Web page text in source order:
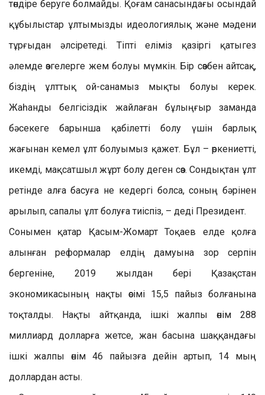
төндіре беруге болмайды. Қоғам санасындағы осындай
құбылыстар ұлтымызды идеологиялық және мәдени
тұрғыдан әлсіретеді. Тіпті еліміз қазіргі қатыгез
әлемде өзгелерге жем болуы мүмкін. Бір сөзбен айтсақ,
біздің ұлттық ой-санамыз мықты болуы керек.
Жаһанды белгісіздік жайлаған бұлыңғыр заманда
бәсекеге барынша қабілетті болу үшін барлық
жағынан кемел ұлт болуымыз қажет. Бұл – өркениетті,
икемді, мақсатшыл жұрт болу деген сөз. Сондықтан ұлт
ретінде алға басуға не кедергі болса, соның бәрінен
арылып, сапалы ұлт болуға тиіспіз, – деді Президент.
Сонымен қатар Қасым-Жомарт Тоқаев елде қолға
алынған реформалар елдің дамуына зор серпін
бергеніне, 2019 жылдан бері Қазақстан
экономикасының нақты өсімі 15,5 пайыз болғанына
тоқталды. Нақты айтқанда, ішкі жалпы өнім 288
миллиард долларға жетсе, жан басына шаққандағы
ішкі жалпы өнім 46 пайызға дейін артып, 14 мың
доллардан асты.